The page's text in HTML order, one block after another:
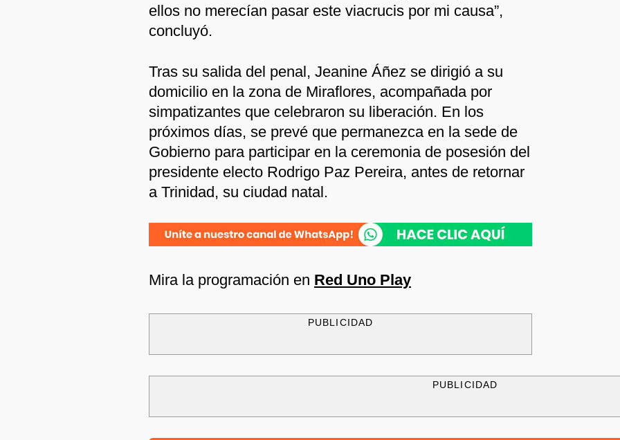
ellos no merecían pasar este viacrucis por mi causa”,
concluyó.
Tras su salida del penal, Jeanine Áñez se dirigió a su
domicilio en la zona de Miraflores, acompañada por
simpatizantes que celebraron su liberación. En los
próximos días, se prevé que permanezca en la sede de
Gobierno para participar en la ceremonia de posesión del
presidente electo Rodrigo Paz Pereira, antes de retornar
a Trinidad, su ciudad natal.
Mira la programación en Red Uno Play
PUBLICIDAD
PUBLICIDAD